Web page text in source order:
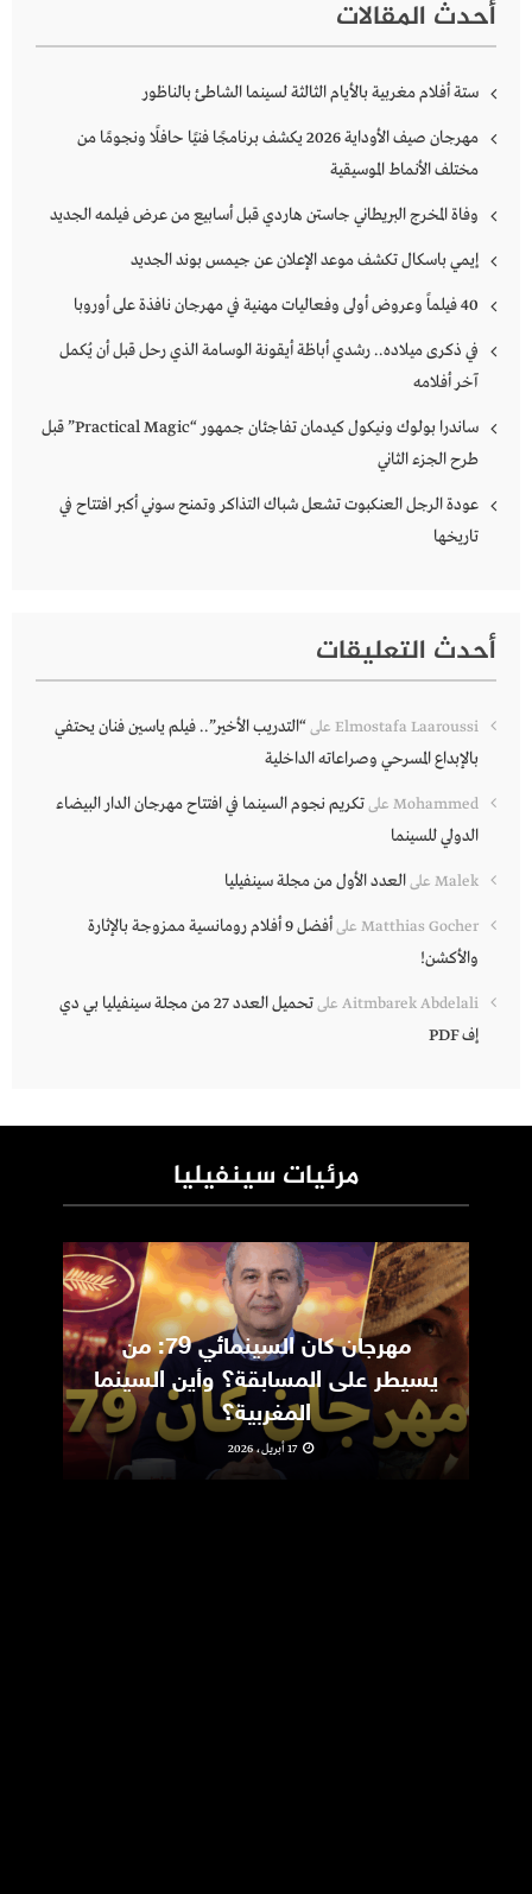
أحدث المقالات
ستة أفلام مغربية بالأيام الثالثة لسينما الشاطئ بالناظور
مهرجان صيف الأوداية 2026 يكشف برنامجًا فنيًا حافلًا ونجومًا من
مختلف الأنماط الموسيقية
وفاة المخرج البريطاني جاستن هاردي قبل أسابيع من عرض فيلمه الجديد
إيمي باسكال تكشف موعد الإعلان عن جيمس بوند الجديد
40 فيلماً وعروض أولى وفعاليات مهنية في مهرجان نافذة على أوروبا
في ذكرى ميلاده.. رشدي أباظة أيقونة الوسامة الذي رحل قبل أن يُكمل
آخر أفلامه
ساندرا بولوك ونيكول كيدمان تفاجئان جمهور “Practical Magic” قبل
طرح الجزء الثاني
عودة الرجل العنكبوت تشعل شباك التذاكر وتمنح سوني أكبر افتتاح في
تاريخها
أحدث التعليقات
Elmostafa Laaroussi على“التدريب الأخير”.. فيلم ياسين فنان يحتفي
بالإبداع المسرحي وصراعاته الداخلية
Mohammed علىتكريم نجوم السينما في افتتاح مهرجان الدار البيضاء
الدولي للسينما
Malek علىالعدد الأول من مجلة سينفيليا
Matthias Gocher على
أفضل 9 أفلام رومانسية ممزوجة بالإثارة
والأكشن!
Aitmbarek Abdelali على
تحميل العدد 27 من مجلة سينفيليا بي دي
إف PDF
مرئيات سينفيليا
مهرجان كان السينمائي 79: من
يسيطر على المسابقة؟ وأين السينما
المغربية؟
17 أبريل، 2026